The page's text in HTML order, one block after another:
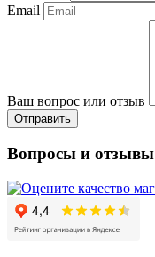
Email
Ваш вопрос или отзыв
Отправить
Вопросы и отзывы